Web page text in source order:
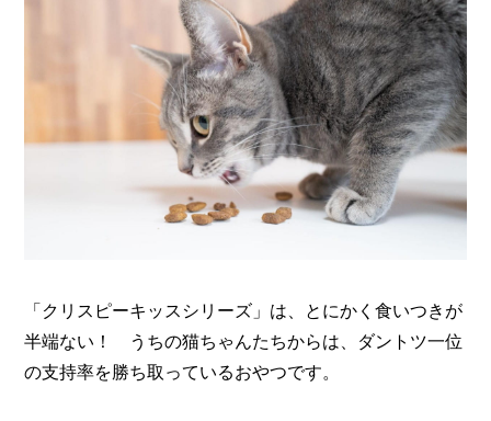
「クリスピーキッスシリーズ」は、とにかく食いつきが
半端ない！ うちの猫ちゃんたちからは、ダントツ一位
の支持率を勝ち取っているおやつです。